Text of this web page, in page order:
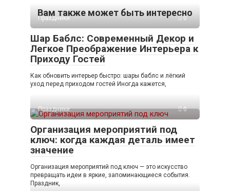
Вам также может быть интересно
Праздники 0
Шар Баблс: Современный Декор и
Легкое Преображение Интерьера к
Приходу Гостей
Как обновить интерьер быстро: шары баблс и лёгкий
уход перед приходом гостей Иногда кажется,
Праздники 0
Организация мероприятий под
ключ: когда каждая деталь имеет
значение
Организация мероприятий под ключ — это искусство
превращать идеи в яркие, запоминающиеся события.
Праздник,